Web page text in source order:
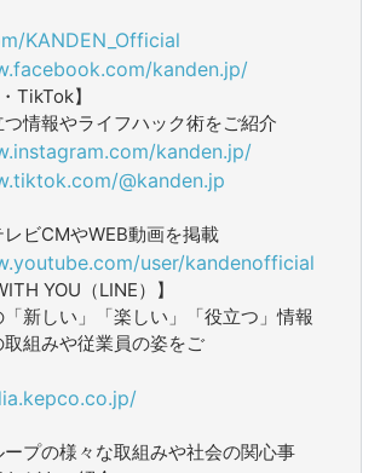
KANDEN_Official
kanden.jp/
TikTok】
情報やライフハック術をご紹介
kanden.jp/
@kanden.jp
ビCMやWEB動画を掲載
user/kandenofficial
YOU（LINE）】
新しい」「楽しい」「役立つ」情報
組みや従業員の姿をご
プの様々な取組みや社会の関心事